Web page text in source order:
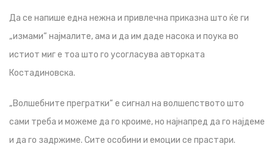
Да се напише една нежна и привлечна приказна што ќе ги
„измами“ најмалите, ама и да им даде насока и поука во
истиот миг е тоа што го усогласува авторката
Костадиновска.
„Волшебните прегратки“ е сигнал на волшепството што
сами треба и можеме да го кроиме, но најнапред да го најдеме
и да го задржиме. Сите особини и емоции се прастари.